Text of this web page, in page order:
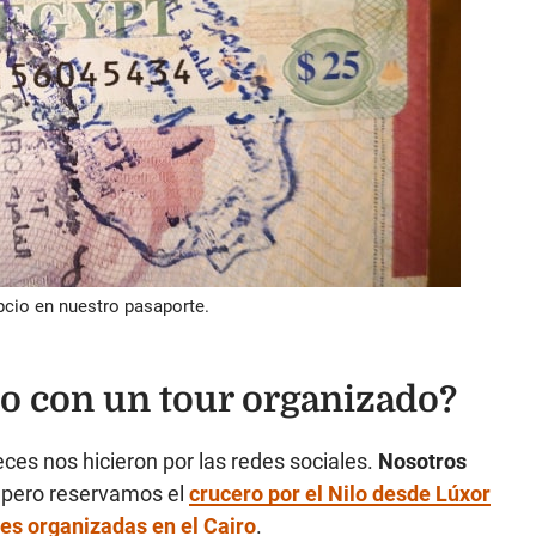
en nuestro pasaporte.
con un tour organizado?
nos hicieron por las redes sociales. Nosotros
reservamos el crucero por el Nilo desde Lúxor
organizadas en el Cairo.